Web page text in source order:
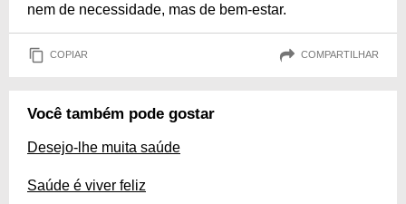
nem de necessidade, mas de bem-estar.
COPIAR COMPARTILHAR
Você também pode gostar
Desejo-lhe muita saúde
Saúde é viver feliz